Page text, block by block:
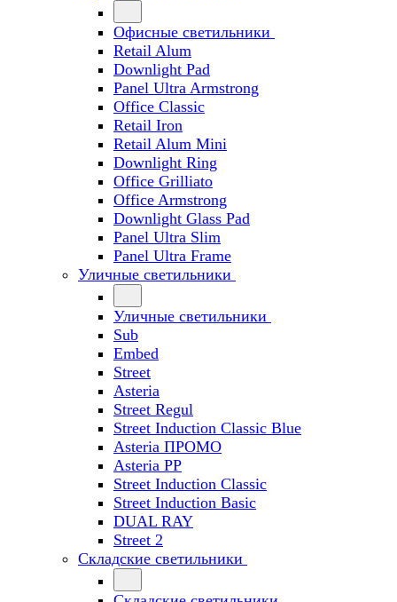
Офисные светильники
Retail Alum
Downlight Pad
Panel Ultra Armstrong
Office Classic
Retail Iron
Retail Alum Mini
Downlight Ring
Office Grilliato
Office Armstrong
Downlight Glass Pad
Panel Ultra Slim
Panel Ultra Frame
Уличные светильники
Уличные светильники
Sub
Embed
Street
Asteria
Street Regul
Street Induction Classic Blue
Asteria ПРОМО
Asteria PP
Street Induction Classic
Street Induction Basic
DUAL RAY
Street 2
Складские светильники